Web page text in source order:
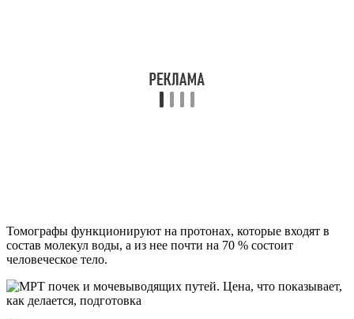
Томографы функционируют на протонах, которые входят в
состав молекул воды, а из нее почти на 70 % состоит
человеческое тело.